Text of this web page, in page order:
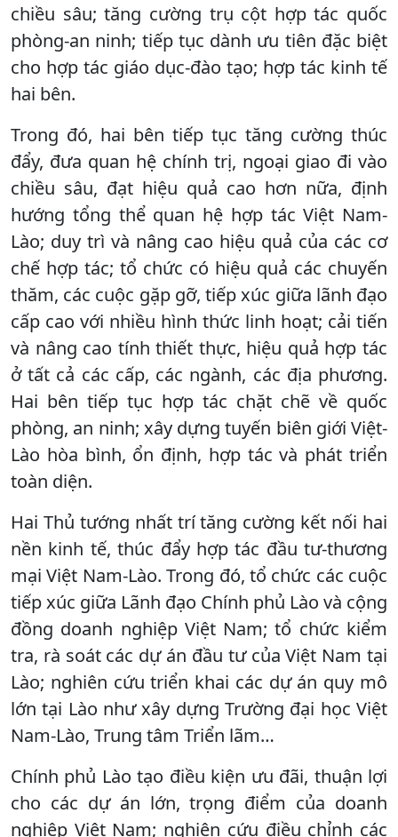
chiều sâu; tăng cường trụ cột hợp tác quốc
phòng-an ninh; tiếp tục dành ưu tiên đặc biệt
cho hợp tác giáo dục-đào tạo; hợp tác kinh tế
hai bên.
Trong đó, hai bên tiếp tục tăng cường thúc
đẩy, đưa quan hệ chính trị, ngoại giao đi vào
chiều sâu, đạt hiệu quả cao hơn nữa, định
hướng tổng thể quan hệ hợp tác Việt Nam-
Lào; duy trì và nâng cao hiệu quả của các cơ
chế hợp tác; tổ chức có hiệu quả các chuyến
thăm, các cuộc gặp gỡ, tiếp xúc giữa lãnh đạo
cấp cao với nhiều hình thức linh hoạt; cải tiến
và nâng cao tính thiết thực, hiệu quả hợp tác
ở tất cả các cấp, các ngành, các địa phương.
Hai bên tiếp tục hợp tác chặt chẽ về quốc
phòng, an ninh; xây dựng tuyến biên giới Việt-
Lào hòa bình, ổn định, hợp tác và phát triển
toàn diện.
Hai Thủ tướng nhất trí tăng cường kết nối hai
nền kinh tế, thúc đẩy hợp tác đầu tư-thương
mại Việt Nam-Lào. Trong đó, tổ chức các cuộc
tiếp xúc giữa Lãnh đạo Chính phủ Lào và cộng
đồng doanh nghiệp Việt Nam; tổ chức kiểm
tra, rà soát các dự án đầu tư của Việt Nam tại
Lào; nghiên cứu triển khai các dự án quy mô
lớn tại Lào như xây dựng Trường đại học Việt
Nam-Lào, Trung tâm Triển lãm…
Chính phủ Lào tạo điều kiện ưu đãi, thuận lợi
cho các dự án lớn, trọng điểm của doanh
nghiệp Việt Nam; nghiên cứu điều chỉnh các